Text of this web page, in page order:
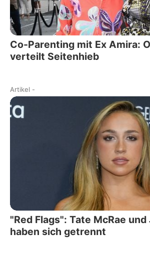
Co-Parenting mit Ex Amira:
verteilt Seitenhieb
Artikel -
"Red Flags": Tate McRae
haben sich getrennt